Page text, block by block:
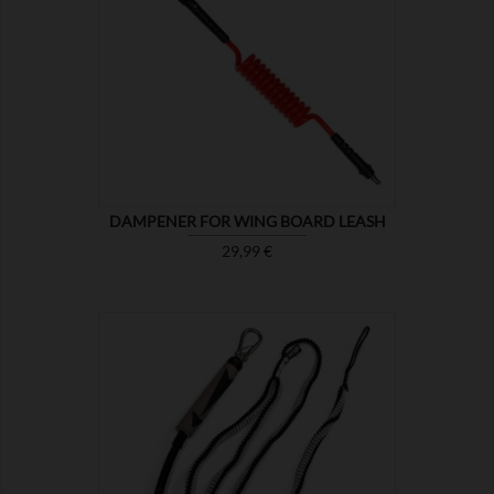
DAMPENER FOR WING BOARD LEASH
Prix
29,99 €
MONTRER